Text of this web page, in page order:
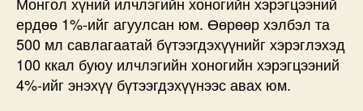
ердөө 1%-ийг агуулсан юм. Өөрөөр хэлбэл та
500 мл савлагаатай бүтээгдэхүүнийг хэрэглэхэд
100 ккал буюу илчлэгийн хоногийн хэрэгцээний
4%-ийг энэхүү бүтээгдэхүүнээс авах юм.